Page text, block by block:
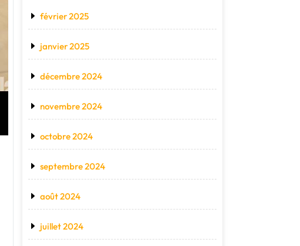
février 2025
janvier 2025
décembre 2024
novembre 2024
octobre 2024
septembre 2024
août 2024
juillet 2024